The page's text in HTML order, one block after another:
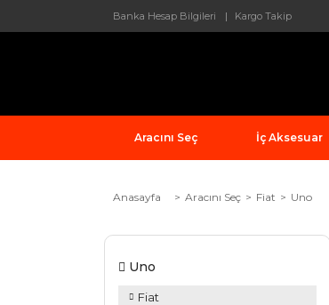
Banka Hesap Bilgileri Kargo Takip
Aracını Seç İç Aksesuar
Anasayfa Aracını Seç Fiat Uno
Uno
Fiat